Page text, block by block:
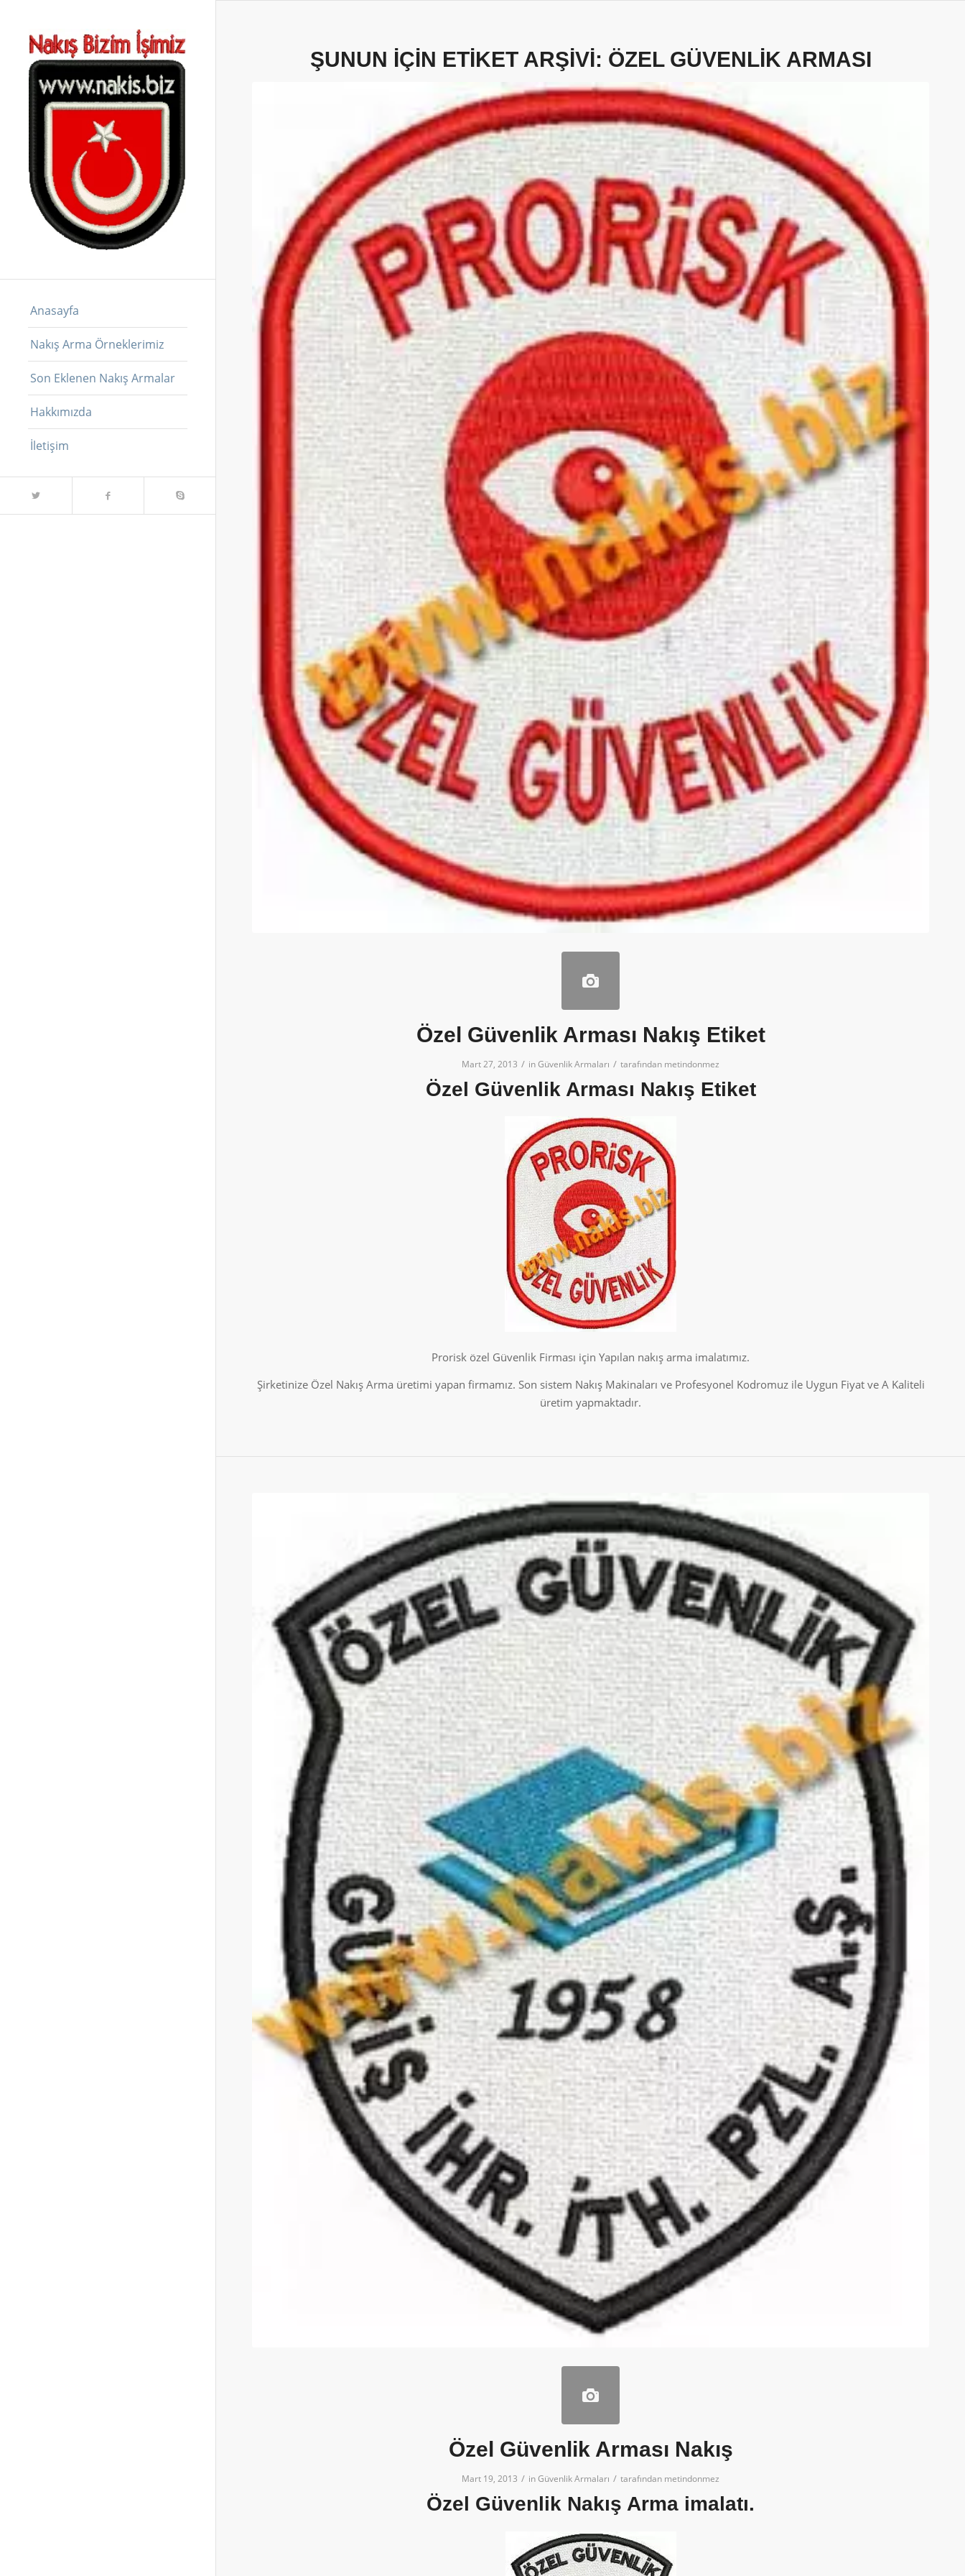
Anasayfa
Nakış Arma Örneklerimiz
Son Eklenen Nakış Armalar
Hakkımızda
İletişim
ŞUNUN IÇIN ETIKET ARŞIVI: ÖZEL GÜVENLIK ARMASI
Özel Güvenlik Arması Nakış Etiket
Mart 27, 2013 / inGüvenlik Armaları / tarafından metindonmez
Özel Güvenlik Arması Nakış Etiket
Prorisk özel Güvenlik Firması için Yapılan nakış arma imalatımız.
Şirketinize Özel Nakış Arma üretimi yapan firmamız. Son sistem Nakış Makinaları ve Profesyonel Kodromuz ile Uygun Fiyat ve A Kaliteli
üretim yapmaktadır.
Özel Güvenlik Arması Nakış
Mart 19, 2013 / inGüvenlik Armaları / tarafından metindonmez
Özel Güvenlik Nakış Arma imalatı.